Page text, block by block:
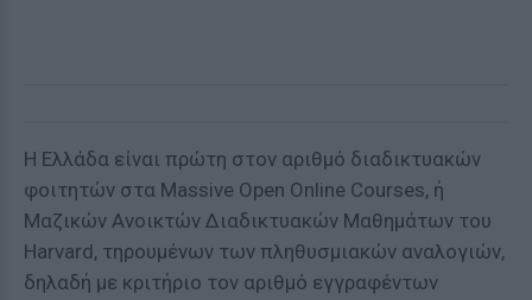
Η Ελλάδα είναι πρώτη στον αριθμό διαδικτυακών
φοιτητών στα Massive Open Online Courses, ή
Μαζικών Ανοικτών Διαδικτυακών Μαθημάτων του
Harvard, τηρουμένων των πληθυσμιακών αναλογιών,
δηλαδή με κριτήριο τον αριθμό εγγραφέντων